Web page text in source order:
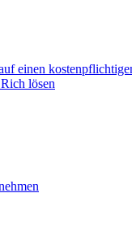
einen
lösen